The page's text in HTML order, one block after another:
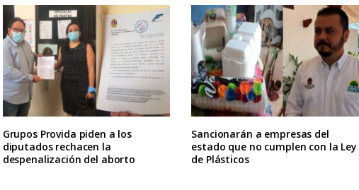
Grupos Provida piden a los
diputados rechacen la
despenalización del aborto
Sancionarán a empresas del
estado que no cumplen con la Ley
de Plásticos